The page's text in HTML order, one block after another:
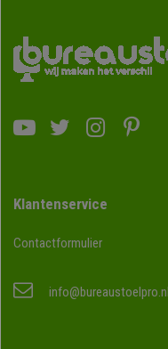
Klantenservice
Contactformulier
info@bureaustoelpro.nl